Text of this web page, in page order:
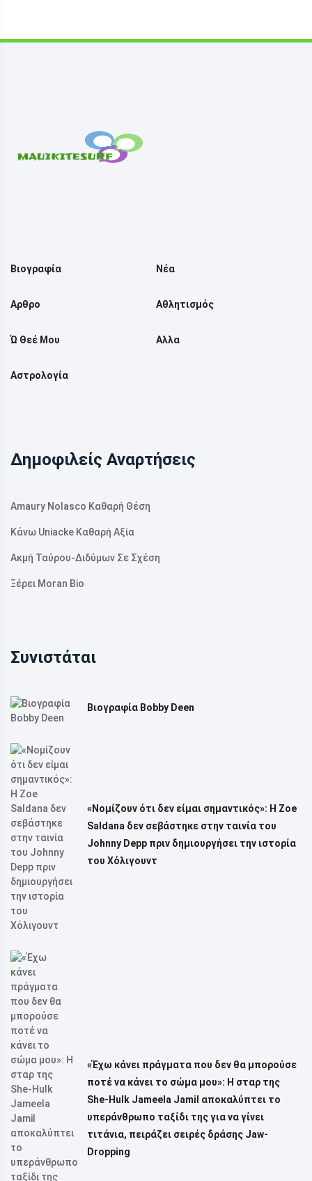
Βιογραφία Νέα
Αρθρο Αθλητισμός
Ώ Θεέ Μου Αλλα
Αστρολογία
Δημοφιλείς Αναρτήσεις
Amaury Nolasco Καθαρή Θέση
Κάνω Uniacke Καθαρή Αξία
Ακμή Ταύρου-Διδύμων Σε Σχέση
Ξέρει Moran Bio
Συνιστάται
Βιογραφία Bobby Deen
«Νομίζουν ότι δεν είμαι σημαντικός»: Η Zoe
Saldana δεν σεβάστηκε στην ταινία του
Johnny Depp πριν δημιουργήσει την ιστορία
του Χόλιγουντ
«Έχω κάνει πράγματα που δεν θα μπορούσε
ποτέ να κάνει το σώμα μου»: Η σταρ της
She-Hulk Jameela Jamil αποκαλύπτει το
υπεράνθρωπο ταξίδι της για να γίνει
τιτάνια, πειράζει σειρές δράσης Jaw-
Dropping